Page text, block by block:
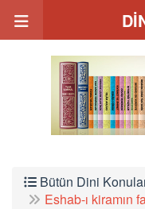
Bütün Dini
Eshab-ı kiramın